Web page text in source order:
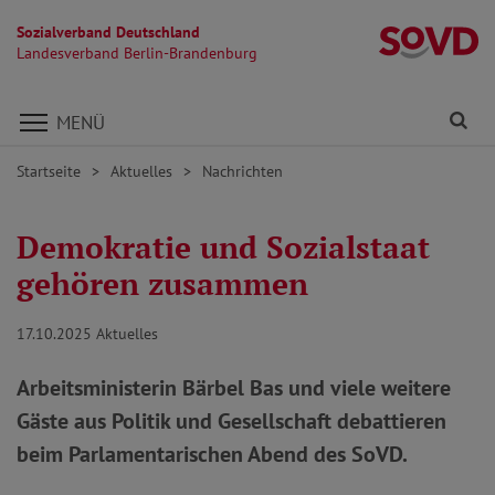
Sozialverband Deutschland
Landesverband Berlin-Brandenburg
Direkt zu den Inhalten springen
MENÜ
Startseite Aktuelles Nachrichten
Demokratie und Sozialstaat
gehören zusammen
17.10.2025 Aktuelles
Arbeitsministerin Bärbel Bas und viele weitere
Gäste aus Politik und Gesellschaft debattieren
beim Parlamentarischen Abend des SoVD.